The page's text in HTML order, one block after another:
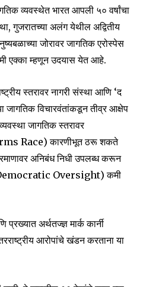
व्यवस्थेत भारत आपली ५० वर्षांचा
गुजरातच्या अलंग येथील अद्वितीय
जोरावर जागतिक एरोस्पेस
एक्का म्हणून उदयास येत आहे.
स्तरावर नागरी संस्था आणि ‘द
विचारवंतांकडून तीव्र आक्षेप
जागतिक स्तरावर
Race) कारणीभूत ठरू शकते
अनिबंध निधी उपलब्ध करून
(Democratic Oversight) कमी
अर्थतज्ज्ञ मार्क कार्नी
आरोपांचे खंडन करताना या